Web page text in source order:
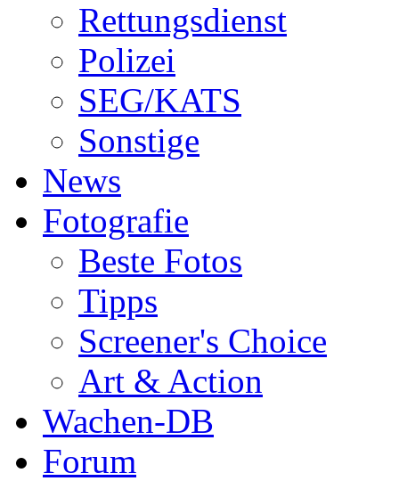
Rettungsdienst
Polizei
SEG/KATS
Sonstige
News
Fotografie
Beste Fotos
Tipps
Screener's Choice
Art & Action
Wachen-DB
Forum